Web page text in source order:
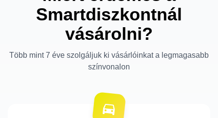
Smartdiszkontnál
vásárolni?
Több mint 7 éve szolgáljuk ki vásárlóinkat a legmagasabb
színvonalon